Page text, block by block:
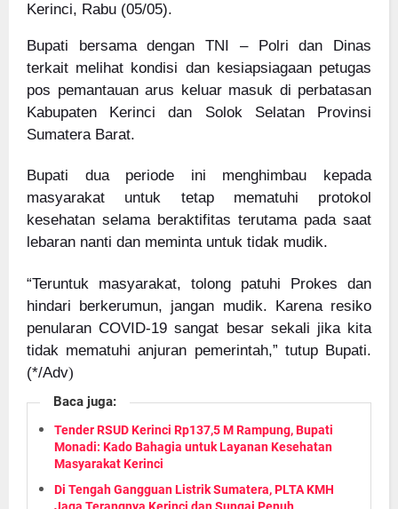
Kerinci, Rabu (05/05).
Bupati bersama dengan TNI – Polri dan Dinas
terkait melihat kondisi dan kesiapsiagaan petugas
pos pemantauan arus keluar masuk di perbatasan
Kabupaten Kerinci dan Solok Selatan Provinsi
Sumatera Barat.
Bupati dua periode ini menghimbau kepada
masyarakat untuk tetap mematuhi protokol
kesehatan selama beraktifitas terutama pada saat
lebaran nanti dan meminta untuk tidak mudik.
“Teruntuk masyarakat, tolong patuhi Prokes dan
hindari berkerumun, jangan mudik. Karena resiko
penularan COVID-19 sangat besar sekali jika kita
tidak mematuhi anjuran pemerintah,” tutup Bupati.
(*/Adv)
Baca juga:
Tender RSUD Kerinci Rp137,5 M Rampung, Bupati
Monadi: Kado Bahagia untuk Layanan Kesehatan
Masyarakat Kerinci
Di Tengah Gangguan Listrik Sumatera, PLTA KMH
Jaga Terangnya Kerinci dan Sungai Penuh